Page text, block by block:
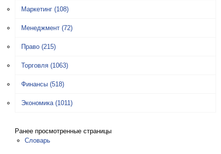
Маркетинг (108)
Менеджмент (72)
Право (215)
Торговля (1063)
Финансы (518)
Экономика (1011)
Ранее просмотренные страницы
Словарь